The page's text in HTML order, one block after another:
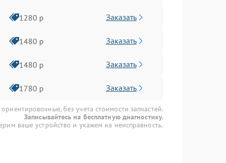
1280 р Заказать
1480 р Заказать
1480 р Заказать
1780 р Заказать
без учета стоимости запчастей.
Записывайтесь на бесплатную диагностику.
ваше устройство и укажем на неисправность.